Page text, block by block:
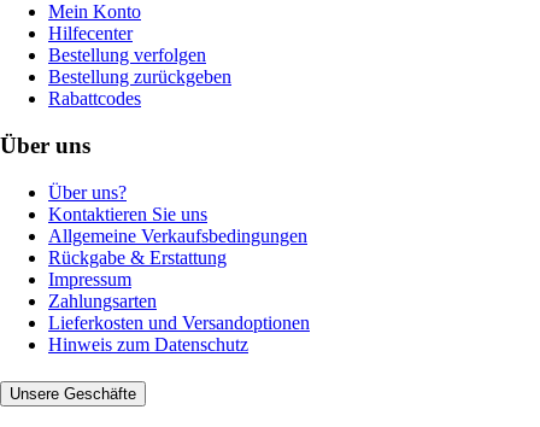
Mein Konto
Hilfecenter
Bestellung verfolgen
Bestellung zurückgeben
Rabattcodes
Über uns
Über uns?
Kontaktieren Sie uns
Allgemeine Verkaufsbedingungen
Rückgabe & Erstattung
Impressum
Zahlungsarten
Lieferkosten und Versandoptionen
Hinweis zum Datenschutz
Unsere Geschäfte